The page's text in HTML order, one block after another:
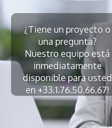
¿Tiene un proyecto o
una pregunta?
Nuestro equipo está
inmediatamente
disponible para usted
en +33.1.76.50.66.67!